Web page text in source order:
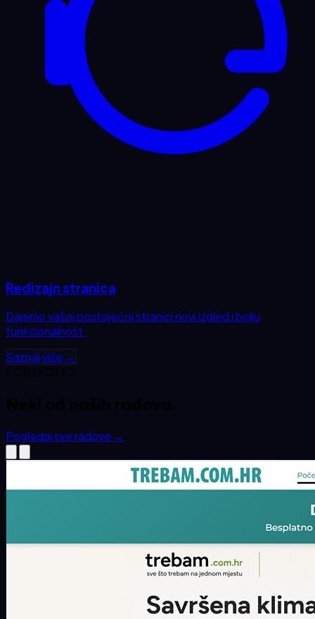
Redizajn stranica
Dajemo vašoj postojećoj stranici novi izgled i bolju
funkcionalnost.
Saznaj više →
Pogledaj sve radove →